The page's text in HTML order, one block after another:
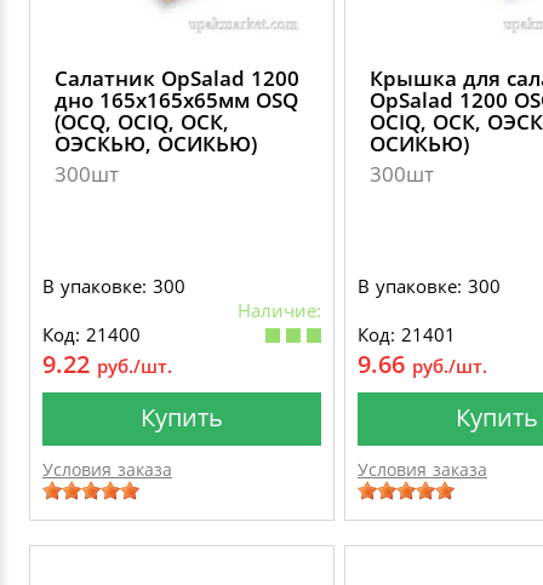
Салатник OpSalad 1200
дно 165х165х65мм OSQ
(OCQ, OCIQ, ОСК,
ОЭСКЬЮ, ОСИКЬЮ)
300шт
В упаковке: 300
Наличие:
Код: 21400
9.22 руб./шт.
Купить
Условия заказа
Крышка для
OpSalad 1200
OCIQ, ОСК,
ОСИКЬЮ)
300шт
В упаковке: 300
Код: 21401
9.66 руб./шт.
Купить
Условия заказа